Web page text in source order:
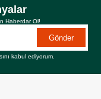
Haberdar Ol!
Gönder
kabul ediyorum.